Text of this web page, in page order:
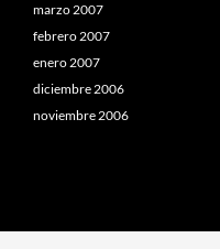
marzo 2007
febrero 2007
enero 2007
diciembre 2006
noviembre 2006